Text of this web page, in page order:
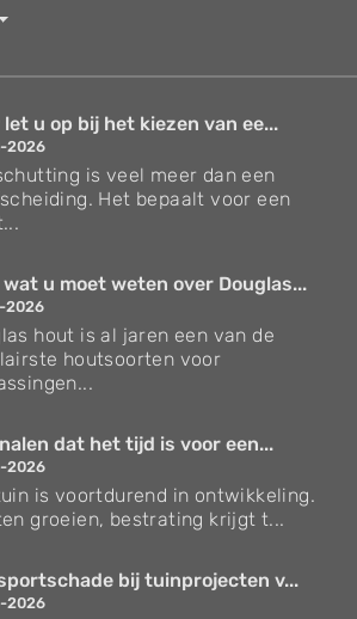
let u op bij het kiezen van ee...
2026
is veel meer dan een
Het bepaalt voor een
u moet weten over Douglas...
2026
hout is al jaren een van de
houtsoorten voor
dat het tijd is voor een...
2026
is voortdurend in ontwikkeling.
groeien, bestrating krijgt t...
bij tuinprojecten v...
2026